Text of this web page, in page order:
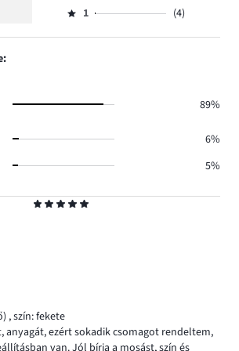
,szín: fekete
anyagát, ezért sokadik csomagot rendeltem,
265.
száma
szavazatok
2,
Osztályzat
1,
1 (4)
89%
6%
5%